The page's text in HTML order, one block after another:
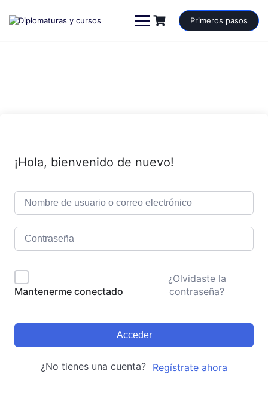
contenido
Primeros pasos
¡Hola, bienvenido de nuevo!
Mantenerme conectado
¿Olvidaste la
contraseña?
Acceder
¿No tienes una cuenta? Regístrate ahora